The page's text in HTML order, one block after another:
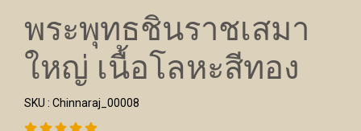
พระพุทธชินราชเสมา
ใหญ่ เนื้อโลหะสีทอง
SKU : Chinnaraj_00008